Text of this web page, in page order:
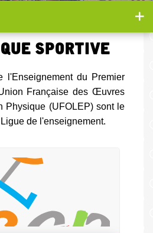
sportive
l'Enseignement du Premier
Française des Œuvres
Physique (UFOLEP) sont le
de l'enseignement.